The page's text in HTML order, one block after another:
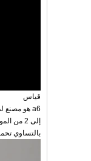
قياس
بالتساوي